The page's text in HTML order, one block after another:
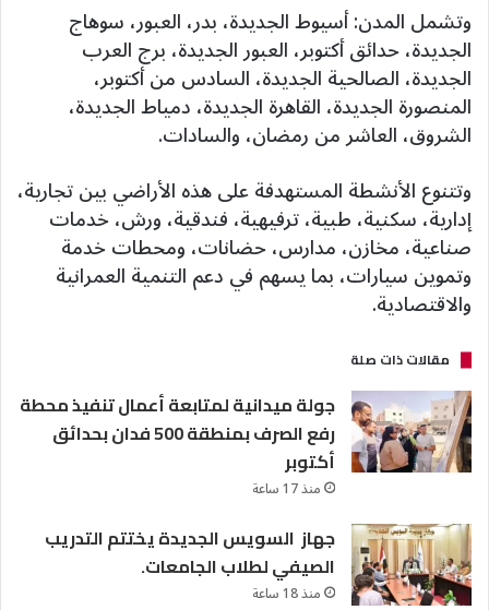
وتشمل المدن: أسيوط الجديدة، بدر، العبور، سوهاج
الجديدة، حدائق أكتوبر، العبور الجديدة، برج العرب
الجديدة، الصالحية الجديدة، السادس من أكتوبر،
المنصورة الجديدة، القاهرة الجديدة، دمياط الجديدة،
الشروق، العاشر من رمضان، والسادات.
وتتنوع الأنشطة المستهدفة على هذه الأراضي بين تجارية،
إدارية، سكنية، طبية، ترفيهية، فندقية، ورش، خدمات
صناعية، مخازن، مدارس، حضانات، ومحطات خدمة
وتموين سيارات، بما يسهم في دعم التنمية العمرانية
والاقتصادية.
مقالات ذات صلة
جولة ميدانية لمتابعة أعمال تنفيذ محطة
رفع الصرف بمنطقة 500 فدان بحدائق
أكتوبر
منذ 17 ساعة
جهاز السويس الجديدة يختتم التدريب
الصيفي لطلاب الجامعات.
منذ 18 ساعة